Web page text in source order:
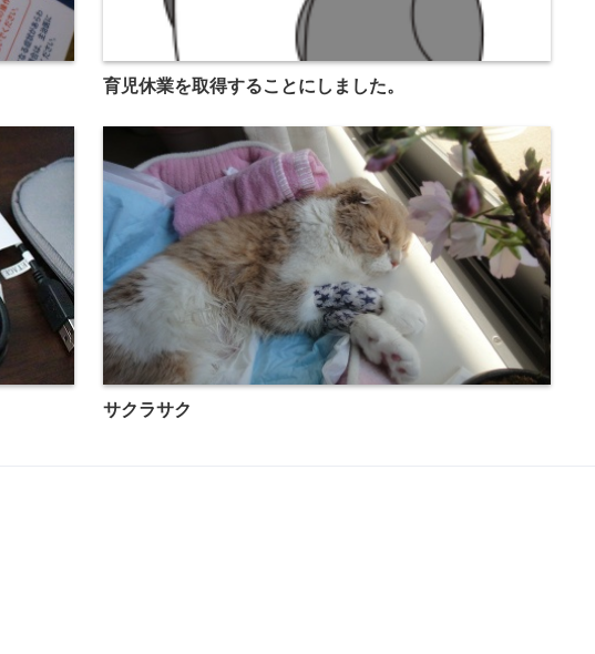
育児休業を取得することにしました。
サクラサク